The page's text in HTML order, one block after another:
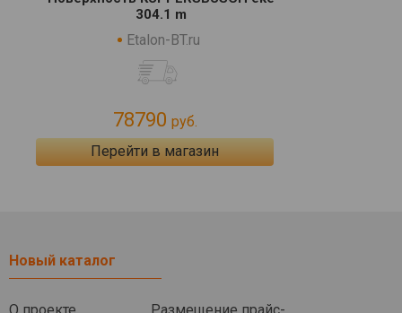
304.1 m
Etalon-BT.ru
78790 руб.
Перейти в магазин
Новый каталог
О проекте Размещение прайс-